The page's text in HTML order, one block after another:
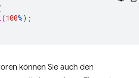
(100%);
können Sie auch den